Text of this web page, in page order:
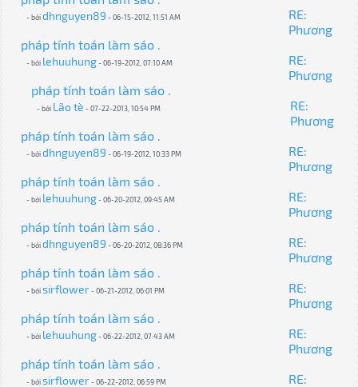
- bởidhnguyen89 - 06-15-2012, 11:51 AM
RE:
Phương
pháp tính toán làm sáo .
- bởi lehuuhung- 06-19-2012, 07:10 AM
RE:
Phương
pháp tính toán làm sáo .
- bởi Lão tè - 07-22-2013, 10:54 PM
RE:
Phương
pháp tính toán làm sáo .
- bởidhnguyen89 - 06-19-2012, 10:33 PM
RE:
Phương
pháp tính toán làm sáo .
- bởi lehuuhung- 06-20-2012, 09:45 AM
RE:
Phương
pháp tính toán làm sáo .
- bởidhnguyen89 - 06-20-2012, 08:36 PM
RE:
Phương
pháp tính toán làm sáo .
- bởisirflower- 06-21-2012, 06:01 PM
RE:
Phương
pháp tính toán làm sáo .
- bởi lehuuhung- 06-22-2012, 07:43 AM
RE:
Phương
pháp tính toán làm sáo .
- bởisirflower- 06-22-2012, 06:59 PM
RE: